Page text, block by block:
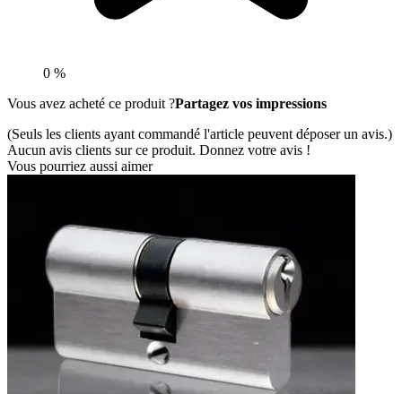
0 %
Vous avez acheté ce produit ?Partagez vos impressions
(Seuls les clients ayant commandé l'article peuvent déposer un avis.)
Aucun avis clients sur ce produit. Donnez votre avis !
Vous pourriez aussi aimer